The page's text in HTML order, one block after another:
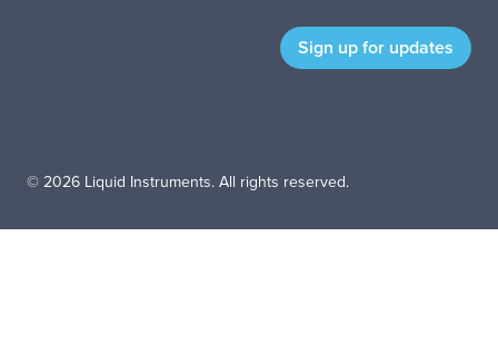
© 2026 Liquid Instruments. All rights reserved.